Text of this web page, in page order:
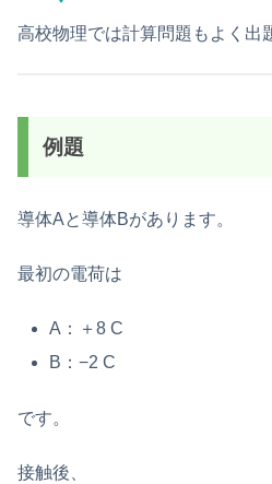
高校物理では計算問題もよく出
例題
導体Aと導体Bがあります。
最初の電荷は
A：＋8 C
B：−2 C
です。
接触後、